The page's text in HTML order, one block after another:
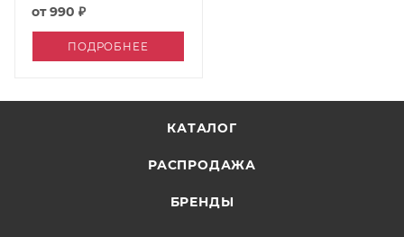
от990 ₽
ПОДРОБНЕЕ
КАТАЛОГ
РАСПРОДАЖА
БРЕНДЫ